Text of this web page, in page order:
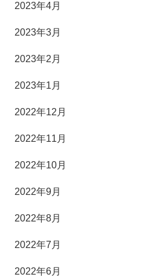
2023年4月
2023年3月
2023年2月
2023年1月
2022年12月
2022年11月
2022年10月
2022年9月
2022年8月
2022年7月
2022年6月